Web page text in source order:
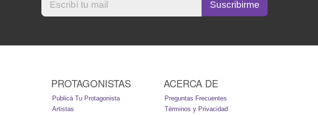
PROTAGONISTAS
Publicá Tu Protagonista
Artistas
ACERCA DE
Preguntas Frecuentes
Términos y Privacidad